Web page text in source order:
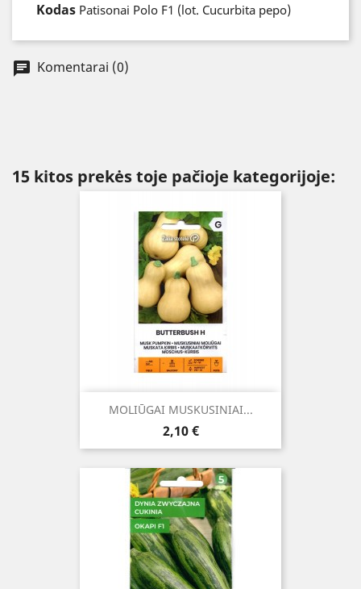
Kodas Patisonai Polo F1 (lot. Cucurbita pepo)
chat Komentarai (0)
15 kitos prekės toje pačioje kategorijoje:
MOLIŪGAI MUSKUSINIAI...
Kaina
2,10 €